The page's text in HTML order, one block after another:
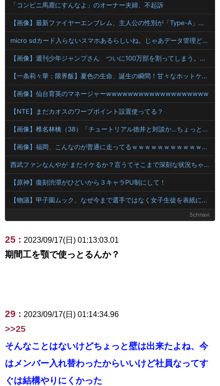
「コンビニ馬鹿にすんなよ」のオーナー夫婦、不起訴
【画像】最新ファイヤーエンブレム、主人公の性別が「Type-A」と「Type-B」になってしまう
micro sdカード入らないスマホあるらしいね。じゃあデータ管理どうしてるのかというとクラウド(笑)で出し入れらしい
【画像】週刊少年ジャンプさん ついに100万部を割ってしまう。何故ジャンプは読まれなくなったのか
【一条莉々華：限界飯】夏色の生命、誕生の瞬間！甘々なホットケーキ
【画像】仙台育英のマネージャーwwwwwwwwwwwwwwwwwww
【NTE】まだカオスのワープポイント設置使ってる？
【画像】椎名林檎（38）「チュートリアル徳井と対談か…ちょっとセクシーな服着ていくか」 【Pickup05154359】
【画像】福岡、こんなのが普通に走ってるｗｗｗｗｗｗｗｗｗｗｗｗｗｗｗｗ
西武ファンなんやが まだイケるか？言うてそこまで深刻な状況ちゃうよな？
【原神】復刻渋滞がひどいから３キャラPU制にして！
【物議】甲子園ムック、なぜ今まで選手ではなく女子生徒を表紙にしていたのか
5chnavi
25 : 2023/09/17(日) 01:13:03.01
期間工を顎で使っとるんか？
29 : 2023/09/17(日) 01:14:34.96
>>25
そんなことはないけどちょっと壁は出来たよね、今
はメンバー入れ替わったからいいけど社員なってす
ぐは結構やりにくかった